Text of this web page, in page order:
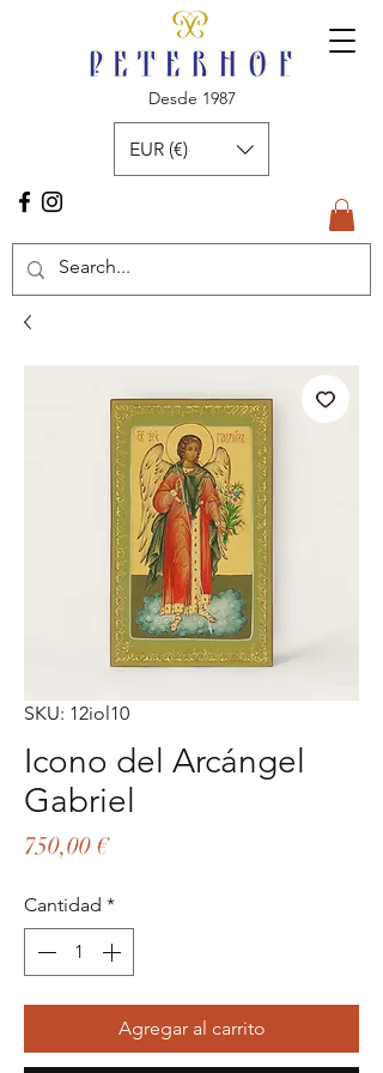
Desde 1987
EUR (€)
SKU: 12iol10
Icono del Arcángel
Gabriel
750,00 €Precio
Cantidad *
Agregar al carrito